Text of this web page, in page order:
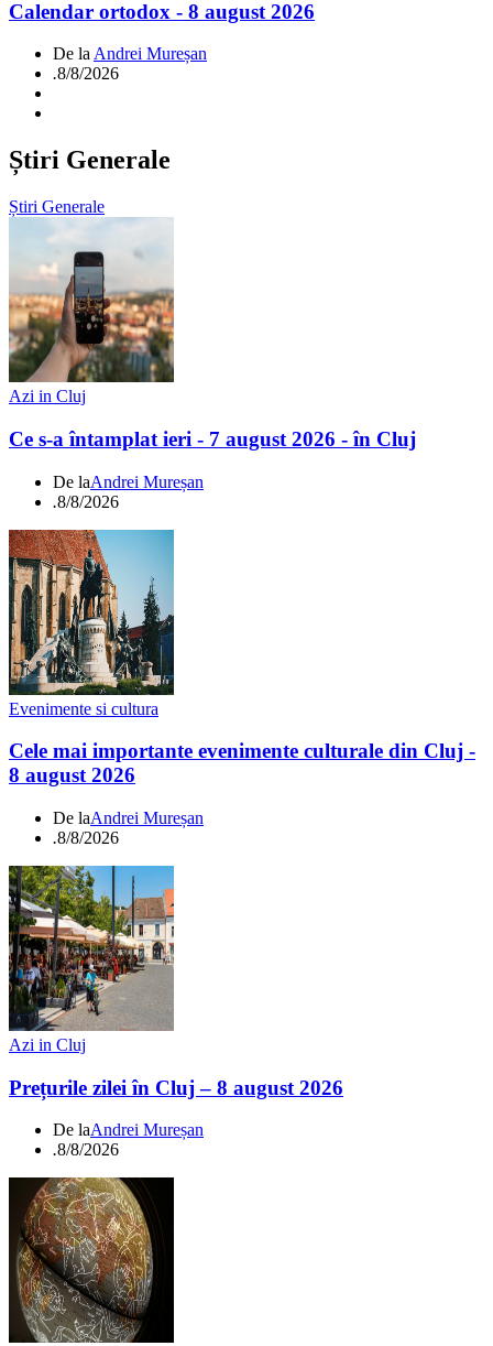
Calendar ortodox - 8 august 2026
De la Andrei Mureșan
.8/8/2026
Știri Generale
Știri Generale
Azi in Cluj
Ce s-a întamplat ieri - 7 august 2026 - în Cluj
De laAndrei Mureșan
.8/8/2026
Evenimente si cultura
Cele mai importante evenimente culturale din Cluj -
8 august 2026
De laAndrei Mureșan
.8/8/2026
Azi in Cluj
Prețurile zilei în Cluj – 8 august 2026
De laAndrei Mureșan
.8/8/2026